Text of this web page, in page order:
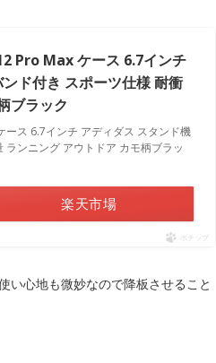
Pro Max ケース 6.7インチ
ド付き スポーツ仕様 耐衝
ブラック
ス 6.7インチ アディダス スタンド機
ンニング アウトドア カモ柄ブラッ
楽天市場
ポチップ
い心地も微妙なので降板させること